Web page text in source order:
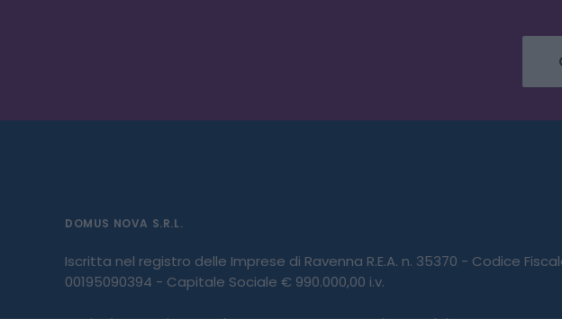
DOMUS NOVA S.R.L.
Iscritta nel registro delle Imprese di Ravenna R.E.A. n. 35370 - Codice
00195090394 - Capitale Sociale € 990.000,00 i.v.